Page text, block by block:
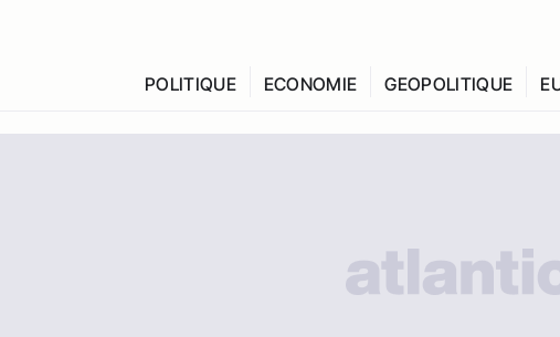
POLITIQUE ECONOMIE GEOPOLITIQUE